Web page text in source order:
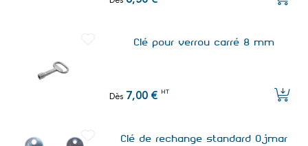
Clé pour verrou carré 8 mm
Dès 7,00 € HT
Clé de rechange standard Ojmar